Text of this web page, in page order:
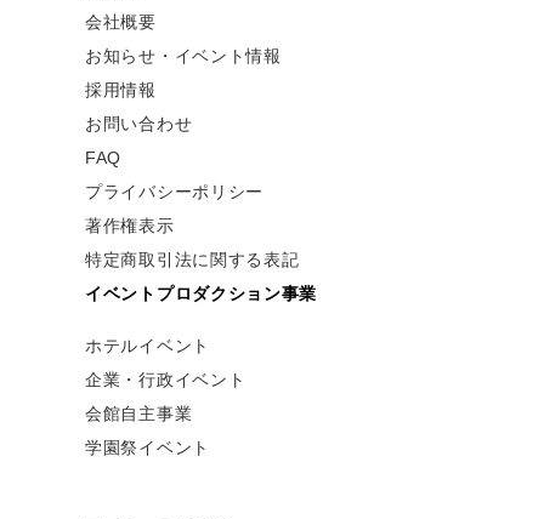
会社概要
お知らせ・イベント情報
採用情報
お問い合わせ
FAQ
プライバシーポリシー
著作権表示
特定商取引法に関する表記
イベントプロダクション事業
ホテルイベント
企業・行政イベント
会館自主事業
学園祭イベント